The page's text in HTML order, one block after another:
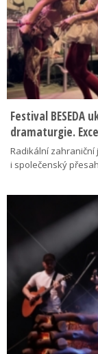
Festival BESEDA
dramaturgie.
Radikální zahraniční
i společenský